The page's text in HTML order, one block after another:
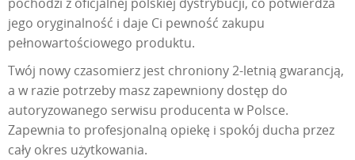
jego oryginalność i daje Ci pewność zakupu
pełnowartościowego produktu.
Twój nowy czasomierz jest chroniony 2-letnią gwarancją,
a w razie potrzeby masz zapewniony dostęp do
autoryzowanego serwisu producenta w Polsce.
Zapewnia to profesjonalną opiekę i spokój ducha przez
cały okres użytkowania.